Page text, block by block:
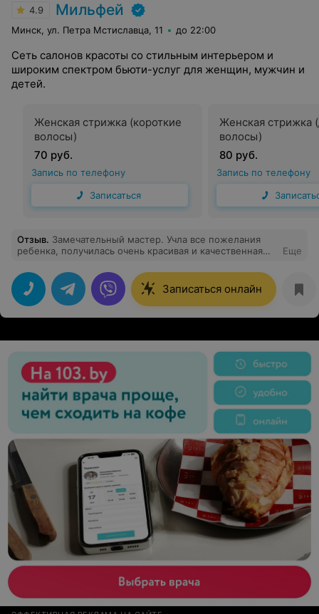
4.9 Мильфей
Минск, ул. Петра Мстиславца, 11 до 22:00
Сеть салонов красоты со стильным интерьером и
широким спектром бьюти-услуг для женщин, мужчин и
детей.
Женская стрижка (короткие
волосы)
70 руб.
Запись по телефону
Записаться
Женская стрижка
волосы)
80 руб.
Запись по телефону
Отзыв. Замечательный мастер. Учла все пожелания
ребенка, получилась очень красивая и качественная
Еще
Записаться онлайн